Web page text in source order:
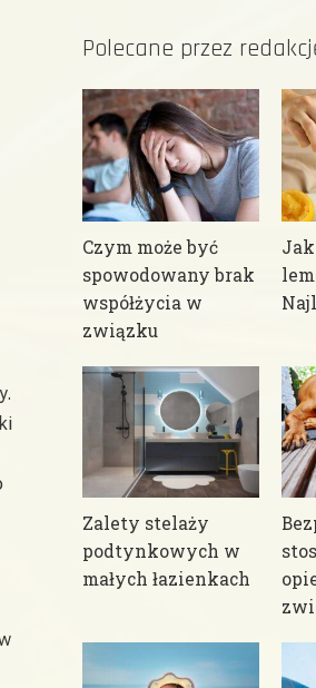
Polecane przez
Czym może być
spowodowany brak
współżycia w
związku
Zalety stelaży
podtynkowych w
małych łazienkach